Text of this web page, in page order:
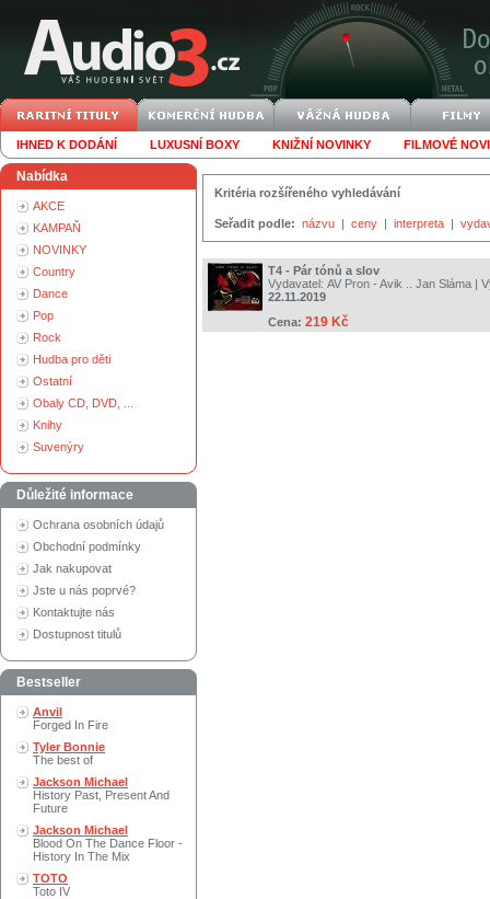
IHNED K DODÁNÍ LUXUSNÍ BOXY KNIŽNÍ NOVINKY FILMOVÉ
Nabídka
AKCE
KAMPAŇ
NOVINKY
Country
Dance
Pop
Rock
Hudba pro děti
Ostatní
Obaly CD, DVD, ...
Knihy
Suvenýry
Důležité informace
Ochrana osobních údajů
Obchodní podmínky
Jak nakupovat
Jste u nás poprvé?
Kontaktujte nás
Dostupnost titulů
Bestseller
Anvil
Forged In Fire
Tyler Bonnie
The best of
Jackson Michael
History Past, Present And
Future
Jackson Michael
Blood On The Dance Floor -
History In The Mix
TOTO
Toto IV
Kritéria rozšířeného vyhledávání
Seřadit podle: názvu | ceny | interpreta |
T4 - Pár tónů a slov
Vydavatel: AV Pron - Avik .. Jan Sláma |
22.11.2019
Cena: 219 Kč